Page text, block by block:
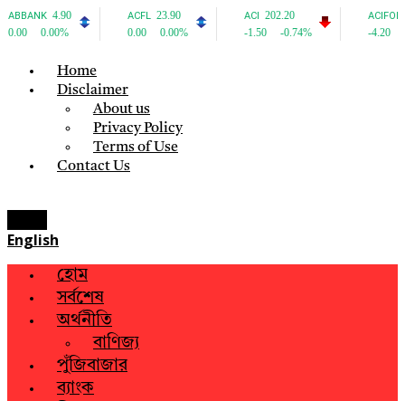
Home
Disclaimer
About us
Privacy Policy
Terms of Use
Contact Us
English
হোম
সর্বশেষ
অর্থনীতি
বাণিজ্য
পুঁজিবাজার
ব্যাংক